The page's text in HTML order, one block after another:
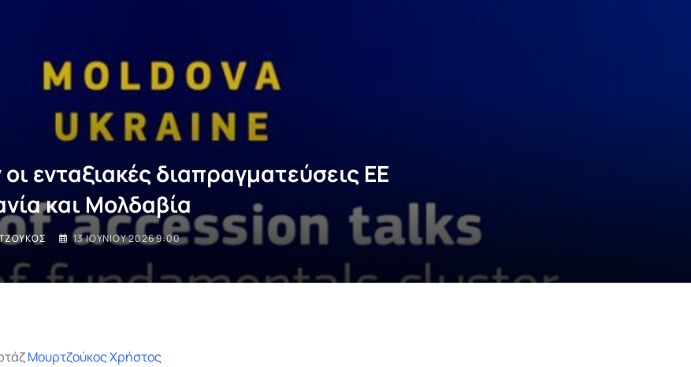
οι ενταξιακές διαπραγματεύσεις ΕΕ
και Μολδαβία
13 ΙΟΥΝΊΟΥ 2026 9:00
Μουρτζούκος Χρήστος